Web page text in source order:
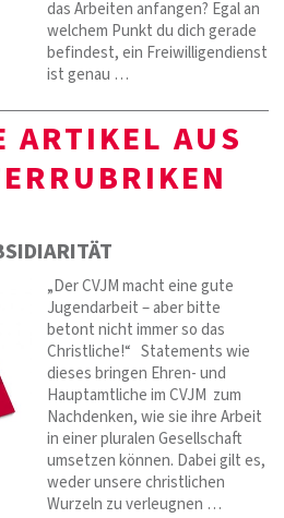
das Arbeiten anfangen? Egal an
welchem Punkt du dich gerade
befindest, ein Freiwilligendienst
ist genau …
ARTIKEL AUS
„Der CVJM macht eine gute
Jugendarbeit – aber bitte
betont nicht immer so das
Christliche!“ Statements wie
dieses bringen Ehren- und
Hauptamtliche im CVJM zum
Nachdenken, wie sie ihre Arbeit
in einer pluralen Gesellschaft
umsetzen können. Dabei gilt es,
weder unsere christlichen
Wurzeln zu verleugnen …